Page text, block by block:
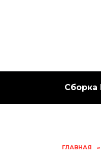
Сборка
ГЛАВНАЯ »